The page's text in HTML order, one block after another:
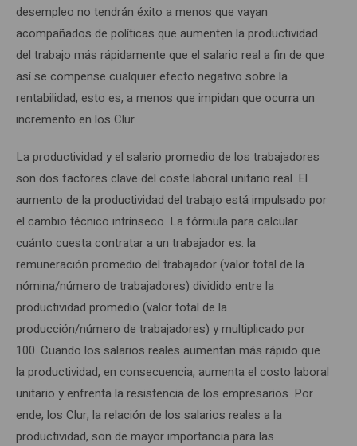
desempleo no tendrán éxito a menos que vayan
acompañados de políticas que aumenten la productividad
del trabajo más rápidamente que el salario real a fin de que
así se compense cualquier efecto negativo sobre la
rentabilidad, esto es, a menos que impidan que ocurra un
incremento en los Clur.
La productividad y el salario promedio de los trabajadores
son dos factores clave del coste laboral unitario real. El
aumento de la productividad del trabajo está impulsado por
el cambio técnico intrínseco. La fórmula para calcular
cuánto cuesta contratar a un trabajador es: la
remuneración promedio del trabajador (valor total de la
nómina/número de trabajadores) dividido entre la
productividad promedio (valor total de la
producción/número de trabajadores) y multiplicado por
100. Cuando los salarios reales aumentan más rápido que
la productividad, en consecuencia, aumenta el costo laboral
unitario y enfrenta la resistencia de los empresarios. Por
ende, los Clur, la relación de los salarios reales a la
productividad, son de mayor importancia para las